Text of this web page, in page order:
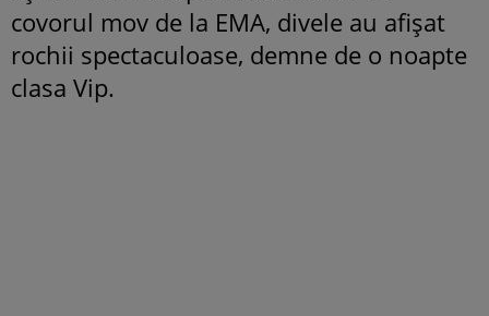
covorul mov de la EMA, divele au afişat
rochii spectaculoase, demne de o noapte
clasa Vip.